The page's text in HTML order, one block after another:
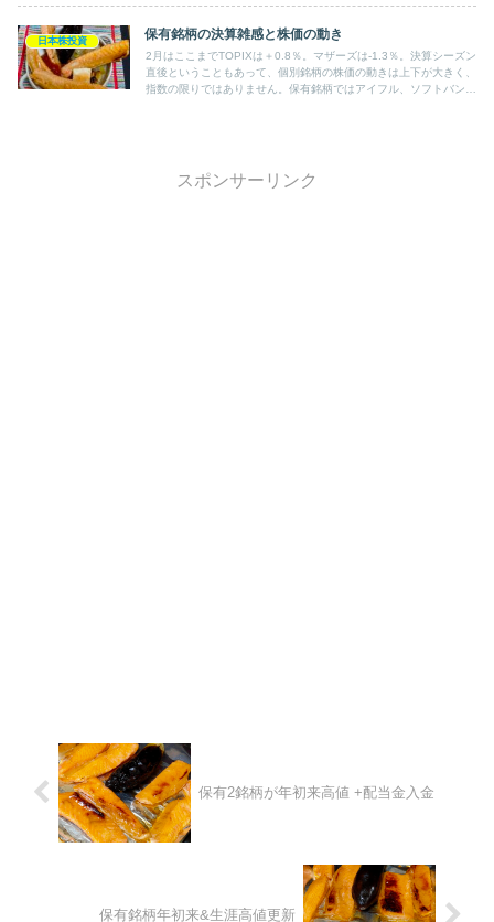
日本株投資 保有銘柄の決算雑感と株価の動き
2月はここまでTOPIXは＋0.8％。マザーズは-1.3％。決算シーズン
直後ということもあって、個別銘柄の株価の動きは上下が大きく、
指数の限りではありません。保有銘柄ではアイフル、ソフトバンク
スポンサーリンク
保有2銘柄が年初来高値 +配当金入金
保有銘柄年初来&生涯高値更新